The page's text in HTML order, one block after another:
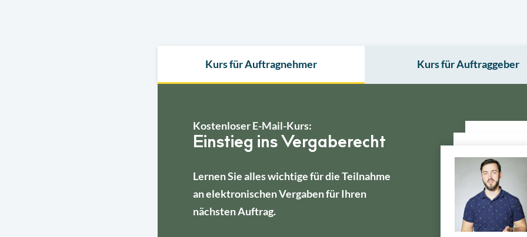
Kurs für Auftragnehmer Kurs für Auftraggeber
Kostenloser E-Mail-Kurs:
Einstieg ins Vergaberecht
Lernen Sie alles wichtige für die Teilnahme
an elektronischen Vergaben für Ihren
nächsten Auftrag.